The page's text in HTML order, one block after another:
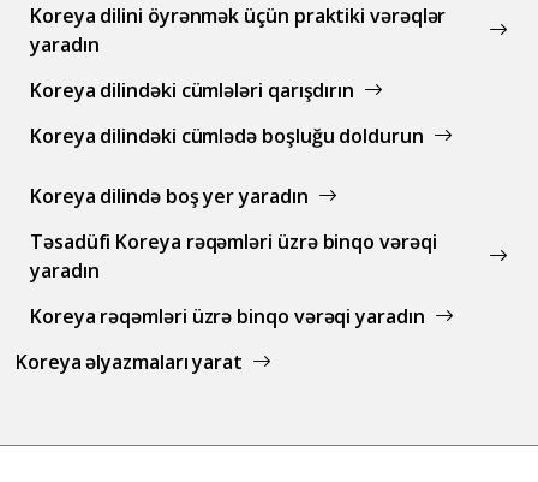
Koreya dilini öyrənmək üçün praktiki vərəqlər
yaradın
Koreya dilindəki cümlələri qarışdırın
Koreya dilindəki cümlədə boşluğu doldurun
Koreya dilində boş yer yaradın
Təsadüfi Koreya rəqəmləri üzrə binqo vərəqi
yaradın
Koreya rəqəmləri üzrə binqo vərəqi yaradın
Koreya əlyazmaları yarat